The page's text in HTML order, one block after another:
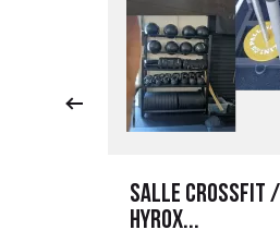
SALLE CROSSFIT /
HYROX...